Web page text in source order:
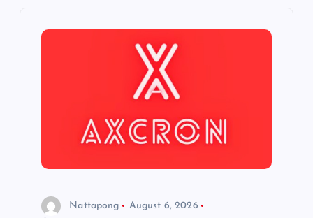
Nattapong
August 6, 2026